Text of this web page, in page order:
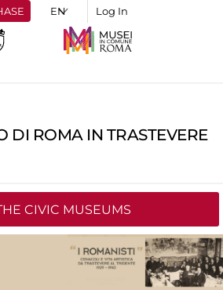
Log In
DI ROMA IN TRASTEVERE
CIVIC MUSEUMS